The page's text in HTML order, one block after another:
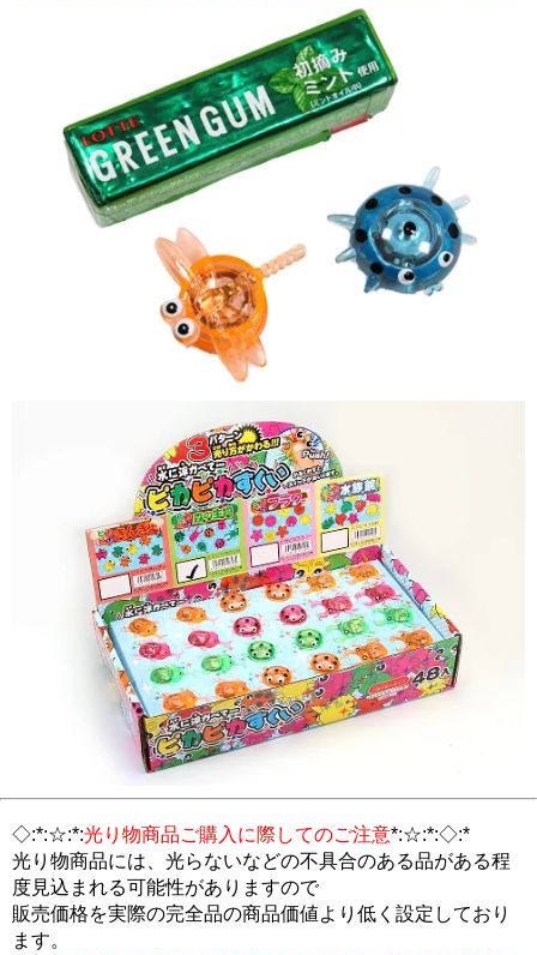
◇:*:☆:*:光り物商品ご購入に際してのご注意*:☆:*:◇:*
光り物商品には、光らないなどの不具合のある品がある程
度見込まれる可能性がありますので
販売価格を実際の完全品の商品価値より低く設定しており
ます。